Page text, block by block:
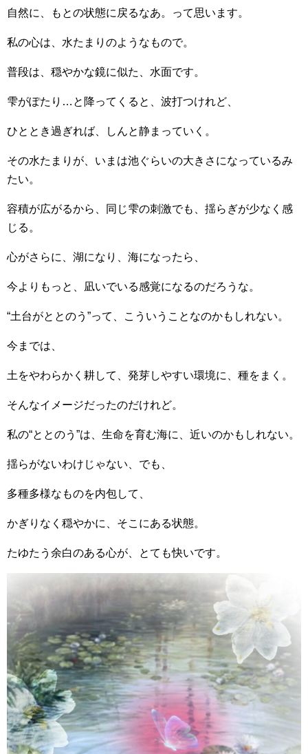
自然に、もとの状態に戻るなあ。って思います。
私の心は、水たまりのようなもので。
普段は、穏やかな鏡に似た、水面です。
雫がぽたり…と降ってくると、波打つけれど、
ひととき過ぎれば、しんと静まっていく。
その水たまりが、いまは池ぐらいの大きさになっているみ
たい。
容積が広がるから、同じ雫の刺激でも、揺らぎが少なく感
じる。
心がさらに、湖になり、海になったら、
今よりもっと、凪いでいる感覚になるのだろうな。
“土台がととのう”って、こういうことなのかもしれない。
今までは、
土をやわらかく耕して、発芽しやすい環境に、種をまく。
そんなイメージだったのだけれど。
私の“ととのう”は、生命を育む海に、近いのかもしれない。
揺らがないわけじゃない、でも、
多種多様なものを内包して、
かぎりなく穏やかに、そこにある状態。
たゆたう余白のある心が、とても快いです。